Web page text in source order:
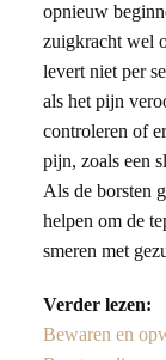
opnieuw
zuigkracht wel
levert niet per
als het pijn
controleren of
pijn, zoals een
Als de borsten
helpen om de
smeren met
Verder lezen:
Bewaren en